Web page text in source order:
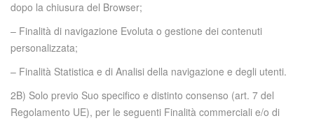
dopo la chiusura del Browser;
– Finalità di navigazione Evoluta o gestione dei contenuti
personalizzata;
– Finalità Statistica e di Analisi della navigazione e degli utenti.
2B) Solo previo Suo specifico e distinto consenso (art. 7 del
Regolamento UE), per le seguenti Finalità commerciali e/o di